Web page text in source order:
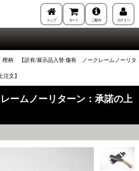
トップ カート ご案内 ログイン
柄 【訳有/展示品入替:傷有 ノークレームノーリタ
文】
ームノーリターン：承諾の上